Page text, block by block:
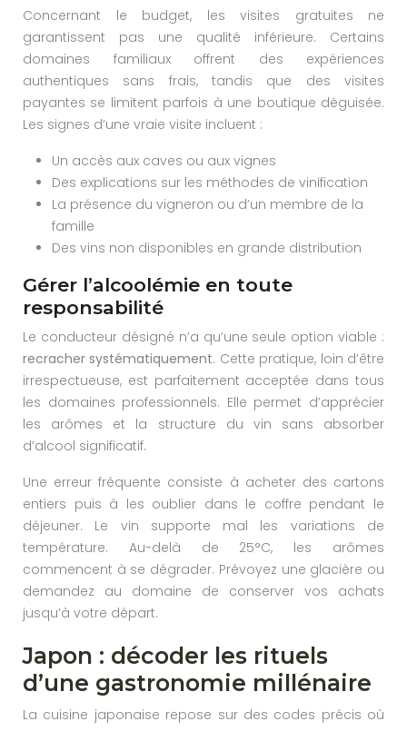
Concernant le budget, les visites gratuites ne
garantissent pas une qualité inférieure. Certains
domaines familiaux offrent des expériences
authentiques sans frais, tandis que des visites
payantes se limitent parfois à une boutique déguisée.
Les signes d’une vraie visite incluent :
Un accès aux caves ou aux vignes
Des explications sur les méthodes de vinification
La présence du vigneron ou d’un membre de la
famille
Des vins non disponibles en grande distribution
Gérer l’alcoolémie en toute
responsabilité
Le conducteur désigné n’a qu’une seule option viable :
recracher systématiquement. Cette pratique, loin d’être
irrespectueuse, est parfaitement acceptée dans tous
les domaines professionnels. Elle permet d’apprécier
les arômes et la structure du vin sans absorber
d’alcool significatif.
Une erreur fréquente consiste à acheter des cartons
entiers puis à les oublier dans le coffre pendant le
déjeuner. Le vin supporte mal les variations de
température. Au-delà de 25°C, les arômes
commencent à se dégrader. Prévoyez une glacière ou
demandez au domaine de conserver vos achats
jusqu’à votre départ.
Japon : décoder les rituels
d’une gastronomie millénaire
La cuisine japonaise repose sur des codes précis où